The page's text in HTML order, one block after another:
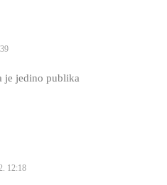
je jedino publika
12:18